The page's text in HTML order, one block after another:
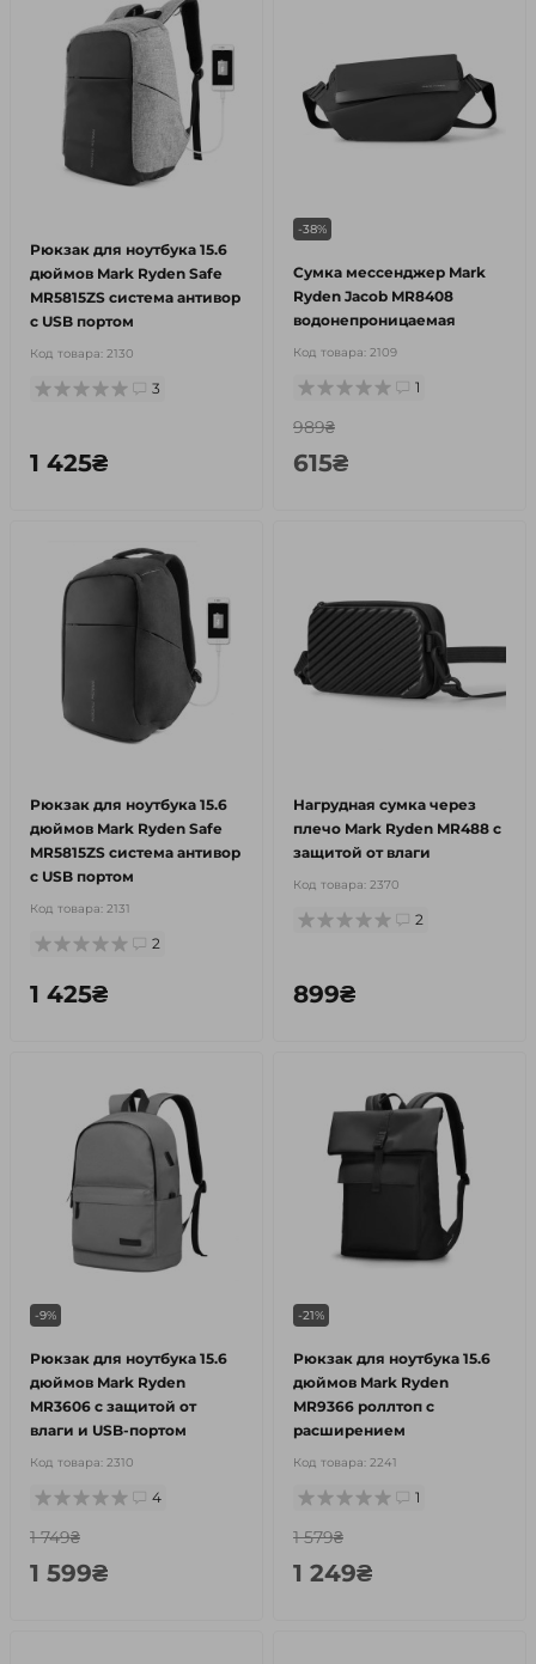
Рюкзак для ноутбука 15.6
дюймов Mark Ryden Safe
MR5815ZS система антивор
с USB портом
Код товара: 2130
3
1 425₴
-38%
Сумка мессенджер Mark
Ryden Jacob MR8408
водонепроницаемая
Код товара: 2109
1
989₴
615₴
Рюкзак для ноутбука 15.6
дюймов Mark Ryden Safe
MR5815ZS система антивор
с USB портом
Код товара: 2131
2
1 425₴
Нагрудная сумка через
плечо Mark Ryden MR488 с
защитой от влаги
Код товара: 2370
2
899₴
-9%
Рюкзак для ноутбука 15.6
дюймов Mark Ryden
MR3606 с защитой от
влаги и USB-портом
Код товара: 2310
4
1 749₴
1 599₴
-21%
Рюкзак для ноутбука 15.6
дюймов Mark Ryden
MR9366 роллтоп с
расширением
Код товара: 2241
1
1 579₴
1 249₴